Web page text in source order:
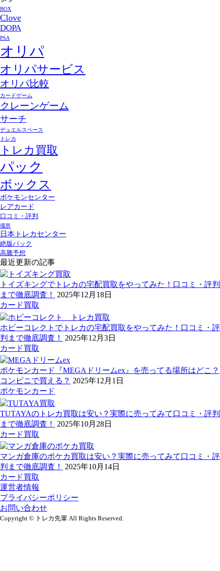
BOX
Clove
DOPA
PSA
オリパ
オリパサービス
オリパ比較
カードゲーム
クレーンゲーム
サーチ
デュエルスペース
トレカ
トレカ買取
パック
ボックス
ポケモンセンター
レアカード
口コミ・評判
場所
日本トレカセンター
絶版パック
高騰予想
最近更新の記事
トイズキングでトレカの宅配買取をやってみた！口コミ・評判
まで徹底調査！
2025年12月18日
カード買取
ホビーコレクトでトレカの宅配買取をやってみた！口コミ・評
判まで徹底調査！
2025年12月3日
カード買取
ポケモンカード『MEGAドリームex』を売ってる場所はどこ？
コンビニで買える？ 2025年12月1日
ポケモンカード
TUTAYAのトレカ買取は安い？実際に売ってみて口コミ・評判
まで徹底調査！
2025年10月28日
カード買取
マンガ倉庫のポケカ買取は安い？実際に売ってみて口コミ・評
判まで徹底調査！
2025年10月14日
カード買取
運営者情報
プライバシーポリシー
お問い合わせ
Copyright © トレカ先輩 All Rights Reserved.